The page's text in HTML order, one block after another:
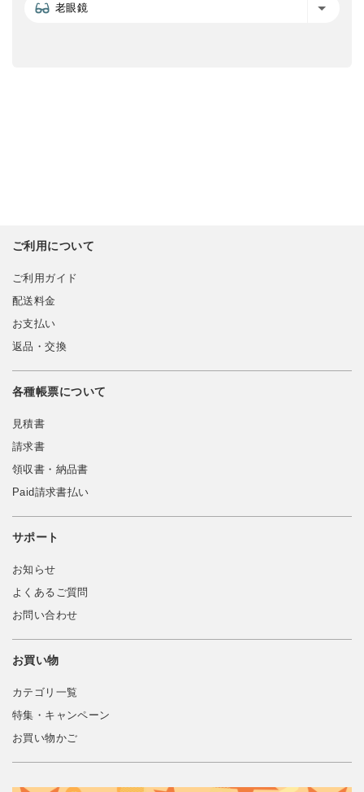
老眼鏡
ご利用について
ご利用ガイド
配送料金
お支払い
返品・交換
各種帳票について
見積書
請求書
領収書・納品書
Paid請求書払い
サポート
お知らせ
よくあるご質問
お問い合わせ
お買い物
カテゴリ一覧
特集・キャンペーン
お買い物かご